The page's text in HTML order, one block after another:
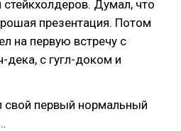
Думал, что
презентация. Потом
на первую встречу с
дека, с гугл-доком и
свой первый нормальный